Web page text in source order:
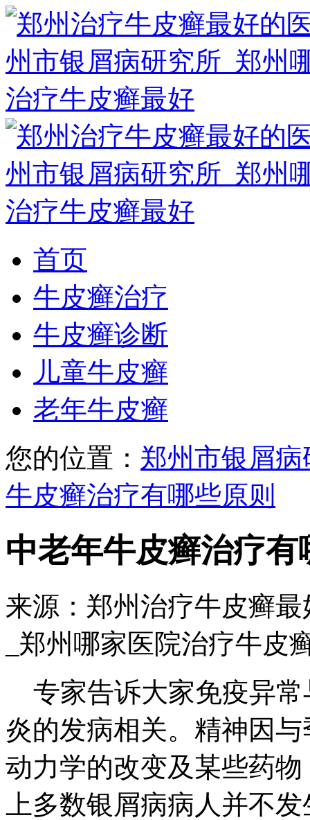
首页
牛皮癣治疗
牛皮癣诊断
儿童牛皮癣
老年牛皮癣
您的位置： 郑州市银屑病
牛皮癣治疗有哪些原则
中老年牛皮癣治疗有
来源：郑州治疗牛皮癣
_郑州哪家医院治疗牛皮
专家告诉大家免疫异常
炎的发病相关。精神因
动力学的改变及某些药
上多数银屑病病人并不